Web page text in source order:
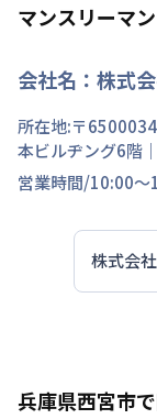
マンスリーマ
会社名： 株式
所在地:〒6500034
本ビルヂング6階
営業時間/10:00～
株式会
【神戸のマンス
兵庫県西宮市